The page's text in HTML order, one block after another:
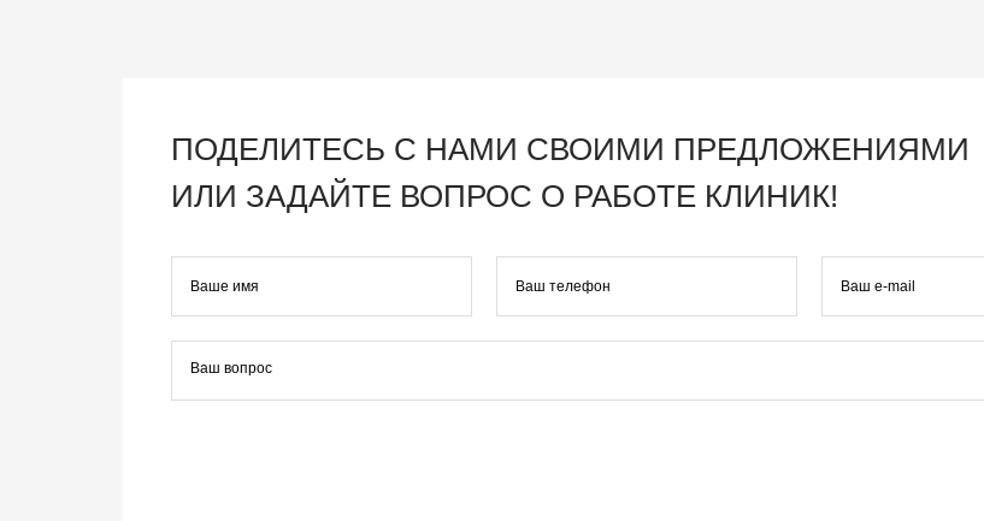
ПОДЕЛИТЕСЬ С НАМИ СВОИМИ ПРЕДЛОЖЕНИЯМИ
ИЛИ ЗАДАЙТЕ ВОПРОС О РАБОТЕ КЛИНИК!